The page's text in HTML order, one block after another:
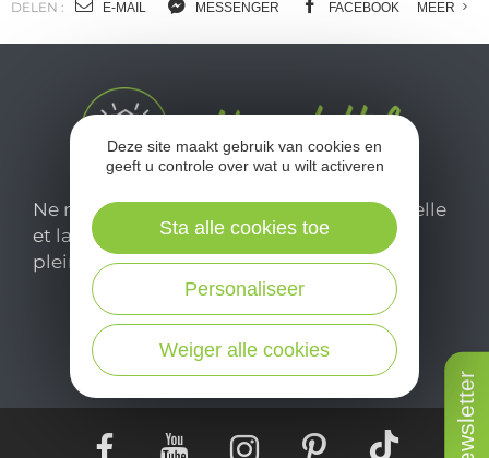
Newsletter
DELEN : E-MAIL MESSENGER FACEBOOK MEER
Ne manquez pas notre newsletter mensuelle
et laissez-vous inspirer pour profiter
pleinement de votre séjour en Aveyron.
Je m'abonne ici
Deze site maakt gebruik van cookies en
geeft u controle over wat u wilt activeren
Weiger alle cookies
Personaliseer
Sta alle cookies toe